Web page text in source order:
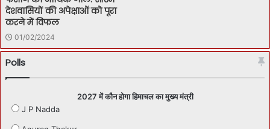
देशवासियों की अपेक्षाओं को पूरा
करने में विफल
01/02/2024
Polls
2027 में कौन होगा हिमाचल का मुख्य मंत्री
J P Nadda